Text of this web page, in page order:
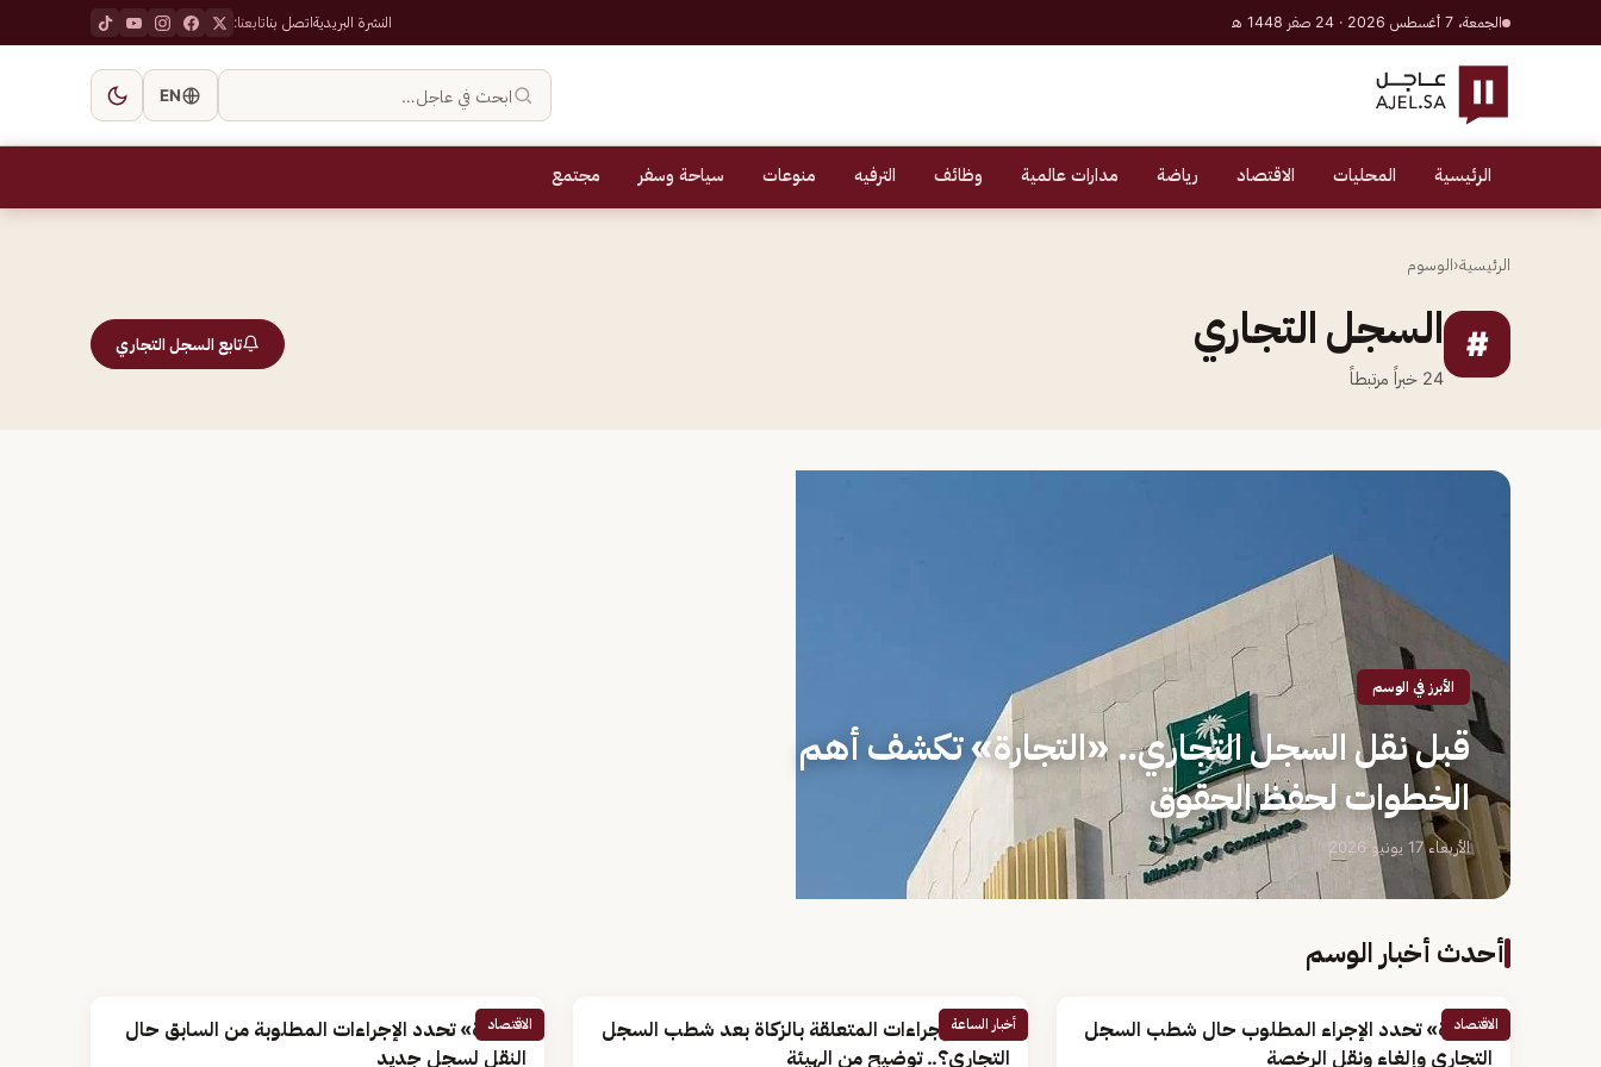
الجمعة، 7 أغسطس 2026 · 24 صفر 1448 هـ النشرة البريديةاتصل بناتابعنا:
ابحث في عاجل… EN
الرئيسية المحليات الاقتصاد رياضة مدارات عالمية وظائف الترفيه منوعات سياحة وسفر مجتمع
الرئيسية‹الوسوم
# السجل التجاري
24 خبراً مرتبطاً
تابع السجل التجاري
الأبرز في الوسم
قبل نقل السجل التجاري.. «التجارة» تكشف أهم
الخطوات لحفظ الحقوق
الأربعاء 17 يونيو 2026
أحدث أخبار الوسم
الاقتصاد
«الزكاة» تحدد الإجراء المطلوب حال شطب السجل
التجاري وإلغاء ونقل الرخصة
أخبار الساعة
ما هى الإجراءات المتعلقة بالزكاة بعد شطب السجل
التجاري؟.. توضيح من الهيئة
الاقتصاد
«الزكاة» تحدد الإجراءات المطلوبة من السابق حال
النقل لسجل جديد